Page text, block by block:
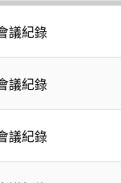
議紀錄
議紀錄
議紀錄